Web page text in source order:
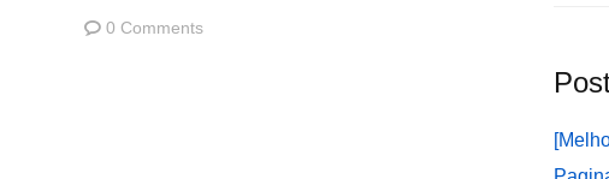
0 Comments